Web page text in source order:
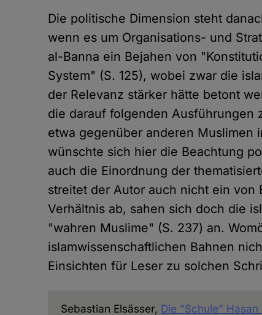
Die politische Dimension steht
wenn es um Organisations- und
al-Banna ein Bejahen von
System" (S. 125), wobei zwar die
der Relevanz stärker hätte betont
die darauf folgenden Ausführungen
etwa gegenüber anderen Muslimen
wünschte sich hier die Beachtung
auch die Einordnung der
streitet der Autor auch nicht ein von
Verhältnis ab, sahen sich doch die
"wahren Muslime" (S. 237) an.
islamwissenschaftlichen Bahnen
Einsichten für Leser zu solchen
Sebastian Elsässer, Die "Schule"